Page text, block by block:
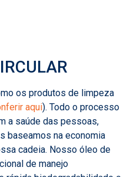
os produtos de limpeza
aqui). Todo o processo
a saúde das pessoas,
baseamos na economia
cadeia. Nosso óleo de
de manejo